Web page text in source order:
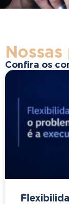
Confira os